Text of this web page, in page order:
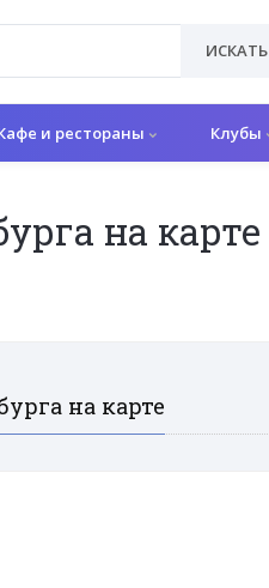
ИСКАТЬ
и рестораны Клубы
на карте
на карте